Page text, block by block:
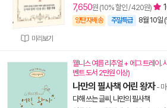
미리보기
7,650원 (10% 할인 / 420원)
양탄자배송 주말특급 8월 10일 (
웰니스 여름 리추얼 + 에그 트레이.
벤트 도서 2만원 이상)
나만의 필사책 어린 왕자- 마
다해 쓰는 글씨, 나만의 필사책